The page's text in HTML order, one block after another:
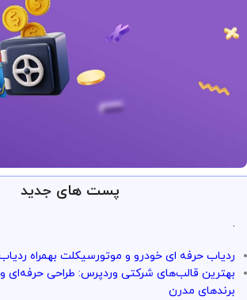
با خیال راحت میتونی از خدمات و سرویس ها
پست های جدید
.
ردیاب حرفه ای خودرو و موتورسیکلت بهمراه
بهترین قالب‌های شرکتی وردپرس: طراحی حرفه‌ای و
برندهای مدرن